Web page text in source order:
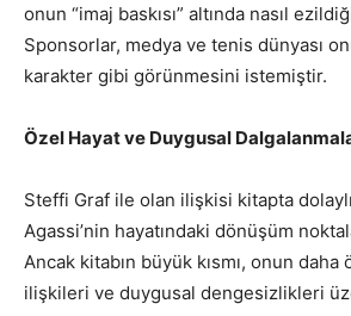
onun “imaj baskısı” altında nasıl
Sponsorlar, medya ve tenis dünyası
karakter gibi görünmesini istemiştir.
Özel Hayat ve Duygusal
Steffi Graf ile olan ilişkisi kitapta
Agassi’nin hayatındaki dönüşüm
Ancak kitabın büyük kısmı, onun daha
ilişkileri ve duygusal dengesizlikleri